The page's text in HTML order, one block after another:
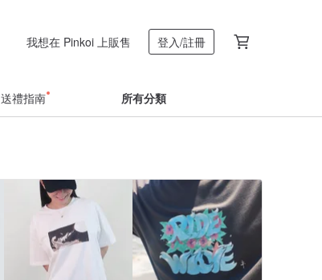
我想在 Pinkoi 上販售 登入/註冊
送禮指南 所有分類